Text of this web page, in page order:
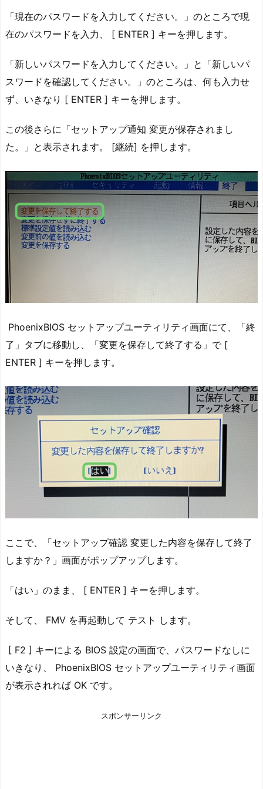
「現在のパスワードを入力してください。」のところで現
在のパスワードを入力、 [ ENTER ] キーを押します。
「新しいパスワードを入力してください。」と「新しいパ
スワードを確認してください。」のところは、何も入力せ
ず、いきなり [ ENTER ] キーを押します。
この後さらに「セットアップ通知 変更が保存されまし
た。」と表示されます。 [継続] を押します。
PhoenixBIOS セットアップユーティリティ画面にて、「終
了」タブに移動し、「変更を保存して終了する」で [
ENTER ] キーを押します。
ここで、「セットアップ確認 変更した内容を保存して終了
しますか？」画面がポップアップします。
「はい」のまま、 [ ENTER ] キーを押します。
そして、 FMV を再起動して テスト します。
[ F2 ] キーによる BIOS 設定の画面で、パスワードなしに
いきなり、 PhoenixBIOS セットアップユーティリティ画面
が表示されれば OK です。
スポンサーリンク